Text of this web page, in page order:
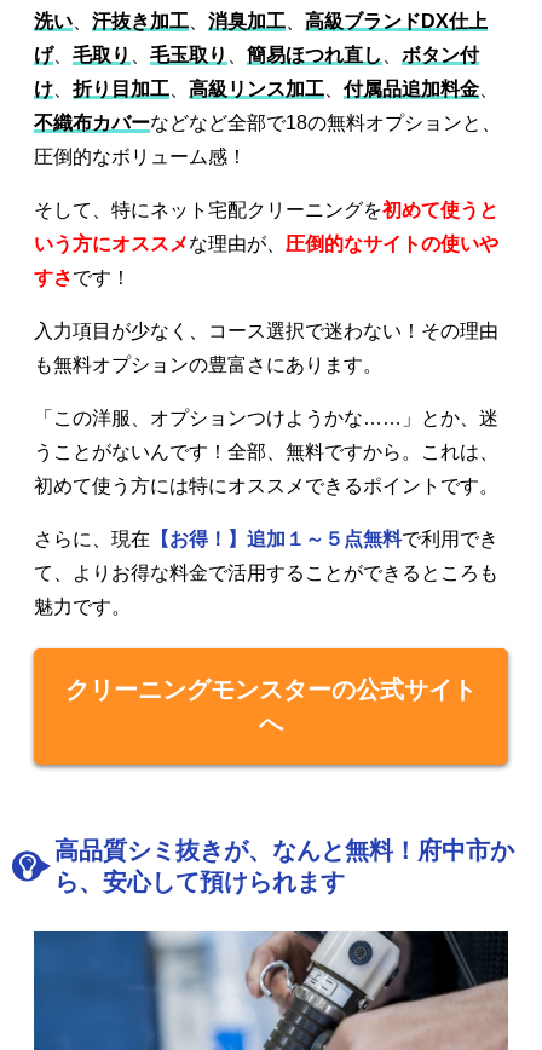
洗い
汗抜き加工 消臭加工
高級ブランドDX仕上
げ、 毛取り 毛玉取り 簡易ほつれ直し
ボタン付
け
折り目加工 高級リンス加工 付属品追加料金
不織布カバーなどなど全部で18の無料オプションと、
圧倒的なボリューム感！
そして、特にネット宅配クリーニングを初めて使うと
いう方にオススメな理由が、 圧倒的なサイトの使いや
すさです！
入力項目が少なく、コース選択で迷わない！その理由
も無料オプションの豊富さにあります。
「この洋服、オプションつけようかな……」とか、迷
うことがないんです！全部、無料ですから。これは、
初めて使う方には特にオススメできるポイントです。
さらに、現在 【お得！】追加１～５点無料で利用でき
て、よりお得な料金で活用することができるところも
魅力です。
クリーニングモンスターの公式サイト
へ
高品質シミ抜きが、なんと無料！府中市か
ら、安心して預けられます